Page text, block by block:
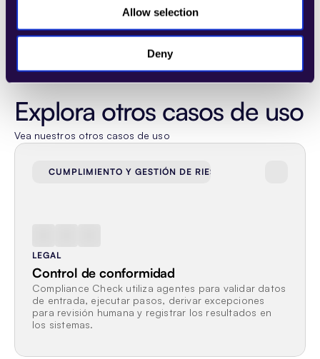
Allow selection
Deny
Explora otros casos de uso
Vea nuestros otros casos de uso
CUMPLIMIENTO Y GESTIÓN DE RIESGOS
LEGAL
Control de conformidad
Compliance Check utiliza agentes para validar datos
de entrada, ejecutar pasos, derivar excepciones
para revisión humana y registrar los resultados en
los sistemas.